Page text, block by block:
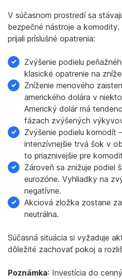
V súčasnom prostredí sa
bezpečné nástroje a
prijali príslušné opatrenia:
Zvýšenie podielu
klasické opatrenie na
Zníženie menového
amerického dolára v
Americký dolár má
fázach zvýšených
Zvýšenie podielu komodít
intenzívnejšie trvá šok v
to priaznivejšie pre
Zároveň sa znižuje podiel
eurozóne. Vyhliadky na
negatívne.
Akciová zložka zostane
neutrálna.
Súčasná situácia si vyžaduje
dôležité zachovať pokoj a
Poznámka: Investícia do